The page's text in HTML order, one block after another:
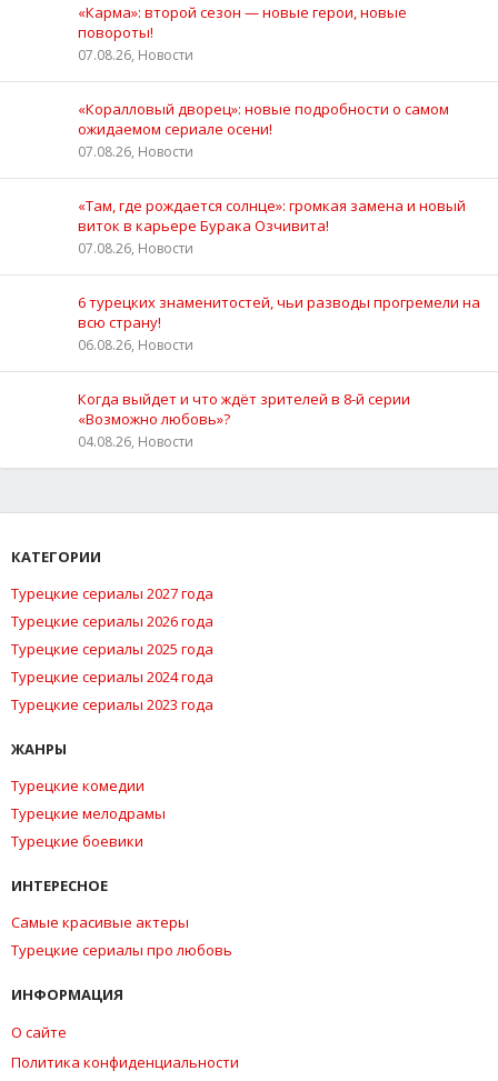
«Карма»: второй сезон — новые герои, новые
повороты!
07.08.26, Новости
«Коралловый дворец»: новые подробности о самом
ожидаемом сериале осени!
07.08.26, Новости
«Там, где рождается солнце»: громкая замена и новый
виток в карьере Бурака Озчивита!
07.08.26, Новости
6 турецких знаменитостей, чьи разводы прогремели на
всю страну!
06.08.26, Новости
Когда выйдет и что ждёт зрителей в 8-й серии
«Возможно любовь»?
04.08.26, Новости
КАТЕГОРИИ
Турецкие сериалы 2027 года
Турецкие сериалы 2026 года
Турецкие сериалы 2025 года
Турецкие сериалы 2024 года
Турецкие сериалы 2023 года
ЖАНРЫ
Турецкие комедии
Турецкие мелодрамы
Турецкие боевики
ИНТЕРЕСНОЕ
Самые красивые актеры
Турецкие сериалы про любовь
ИНФОРМАЦИЯ
О сайте
Политика конфиденциальности